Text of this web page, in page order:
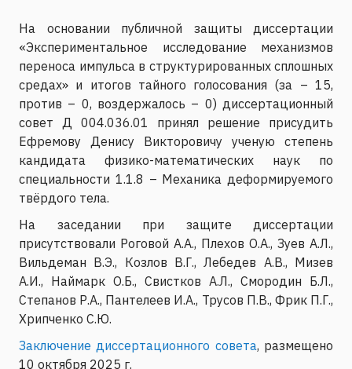
На основании публичной защиты диссертации
«Экспериментальное исследование механизмов
переноса импульса в структурированных сплошных
средах» и итогов тайного голосования (за – 15,
против – 0, воздержалось – 0) диссертационный
совет Д 004.036.01 принял решение присудить
Ефремову Денису Викторовичу ученую степень
кандидата физико-математических наук по
специальности 1.1.8 – Механика деформируемого
твёрдого тела.
На заседании при защите диссертации
присутствовали Роговой А.А., Плехов О.А., Зуев А.Л.,
Вильдеман В.Э., Козлов В.Г., Лебедев А.В., Мизев
А.И., Наймарк О.Б., Свистков А.Л., Смородин Б.Л.,
Степанов Р.А., Пантелеев И.А., Трусов П.В., Фрик П.Г.,
Хрипченко С.Ю.
Заключение диссертационного совета, размещено
10 октября 2025 г.